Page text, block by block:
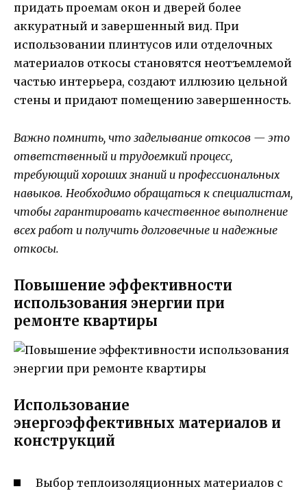
придать проемам окон и дверей более
аккуратный и завершенный вид. При
использовании плинтусов или отделочных
материалов откосы становятся неотъемлемой
частью интерьера, создают иллюзию цельной
стены и придают помещению завершенность.
Важно помнить, что заделывание откосов — это
ответственный и трудоемкий процесс,
требующий хороших знаний и профессиональных
навыков. Необходимо обращаться к специалистам,
чтобы гарантировать качественное выполнение
всех работ и получить долговечные и надежные
откосы.
Повышение эффективности
использования энергии при
ремонте квартиры
Использование
энергоэффективных материалов и
конструкций
Выбор теплоизоляционных материалов с